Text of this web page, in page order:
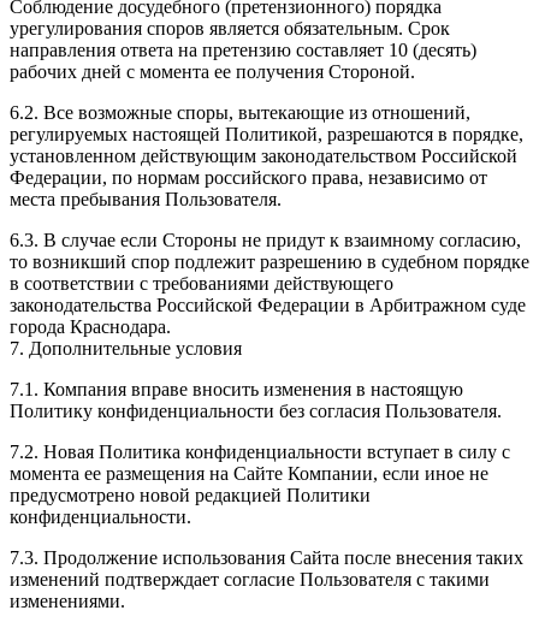
Соблюдение досудебного (претензионного) порядка
урегулирования споров является обязательным. Срок
направления ответа на претензию составляет 10 (десять)
рабочих дней с момента ее получения Стороной.
6.2. Все возможные споры, вытекающие из отношений,
регулируемых настоящей Политикой, разрешаются в порядке,
установленном действующим законодательством Российской
Федерации, по нормам российского права, независимо от
места пребывания Пользователя.
6.3. В случае если Стороны не придут к взаимному согласию,
то возникший спор подлежит разрешению в судебном порядке
в соответствии с требованиями действующего
законодательства Российской Федерации в Арбитражном суде
города Краснодара.
7. Дополнительные условия
7.1. Компания вправе вносить изменения в настоящую
Политику конфиденциальности без согласия Пользователя.
7.2. Новая Политика конфиденциальности вступает в силу с
момента ее размещения на Сайте Компании, если иное не
предусмотрено новой редакцией Политики
конфиденциальности.
7.3. Продолжение использования Сайта после внесения таких
изменений подтверждает согласие Пользователя с такими
изменениями.